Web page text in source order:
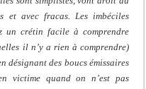
et avec fracas. Les imbéciles
un crétin facile à comprendre
il n’y a rien à comprendre)
désignant des boucs émissaires
victime quand on n’est pas